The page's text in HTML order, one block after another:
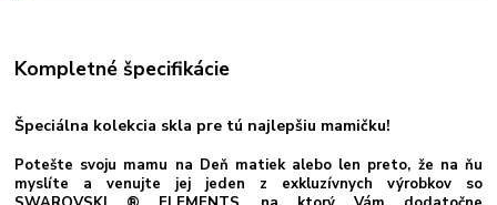
Kompletné špecifikácie
Špeciálna kolekcia skla pre tú najlepšiu mamičku!
Potešte svoju mamu na Deň matiek alebo len preto, že na ňu
myslíte a venujte jej jeden z exkluzívnych výrobkov so